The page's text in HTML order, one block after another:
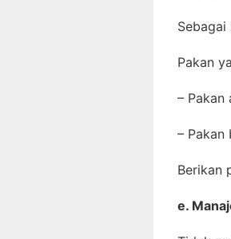
Pakan
–
– Pakan
Berikan
e.